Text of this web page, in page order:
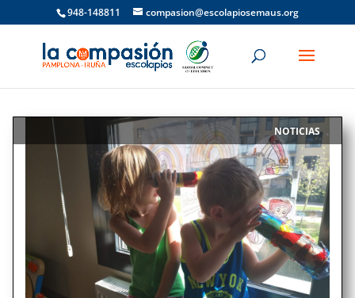
948-148811 compasion@escolapiosemaus.org
| NOTICIAS